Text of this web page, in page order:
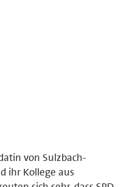
von Sulzbach-
ihr Kollege aus